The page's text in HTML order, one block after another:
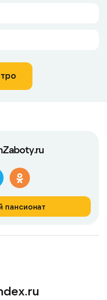
пансионат